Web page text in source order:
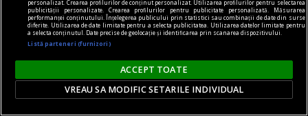
care pot să împingă în parlamentele europene
diferiți demagogi cu promisiuni maximale și
capacități mediocre.
Andrei CORNEA
personalizat. Crearea profilurilor de conținut personalizat. Utilizarea profilurilor pentru selectarea
publicității personalizate. Crearea profilurilor pentru publicitate personalizată. Măsurarea
performanței conținutului. Înțelegerea publicului prin statistici sau combinații de date din surse
diferite. Utilizarea de date limitate pentru a selecta publicitatea. Utilizarea datelor limitate pentru
a selecta conținutul. Date precise de geolocație și identificarea prin scanarea dispozitivului.
Listă parteneri (furnizori)
ACCEPT TOATE
VREAU SA MODIFIC SETARILE INDIVIDUAL